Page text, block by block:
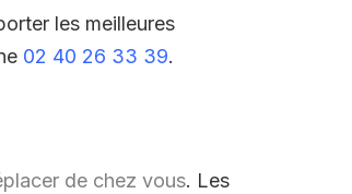
les meilleures
02 40 26 33 39.
de chez vous. Les